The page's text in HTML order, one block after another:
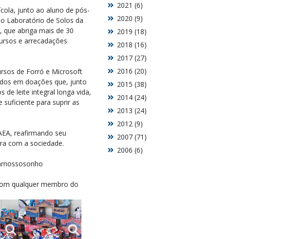
junto ao aluno de pós-
Laboratório de Solos da
abriga mais de 30
e arrecadações
de Forró e Microsoft
em doações que, junto
de leite integral longa vida,
suficiente para suprir as
reafirmando seu
com a sociedade.
qualquer membro do
2006 (6)
2007 (71)
2012 (9)
2013 (24)
2014 (24)
2015 (38)
2016 (20)
2017 (27)
2018 (16)
2019 (18)
2020 (9)
2021 (6)